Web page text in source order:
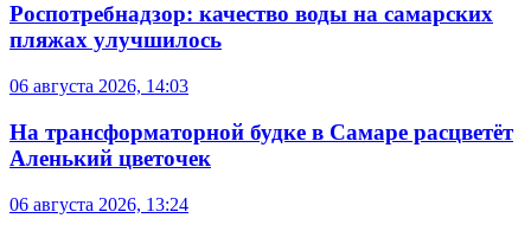
Роспотребнадзор: качество воды на самарских
пляжах улучшилось
06 августа 2026, 14:03
На трансформаторной будке в Самаре расцветёт
Аленький цветочек
06 августа 2026, 13:24